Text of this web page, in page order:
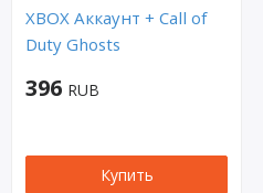
XBOX Аккаунт + Call of
Duty Ghosts
396 RUB
Купить